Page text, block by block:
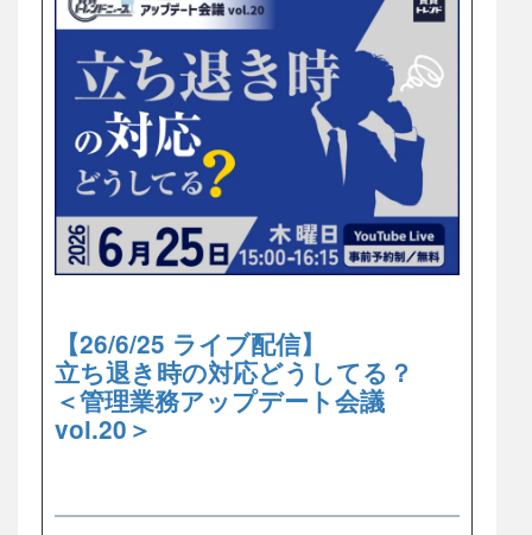
【26/6/25 ライブ配信】
立ち退き時の対応どうしてる？
＜管理業務アップデート会議
vol.20＞